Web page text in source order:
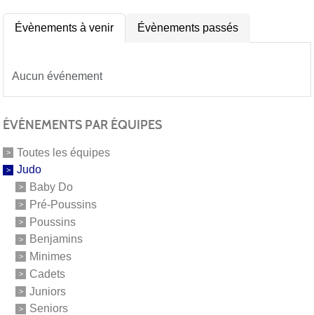
Évènements à venir Évènements passés
Aucun événement
ÉVÉNEMENTS PAR ÉQUIPES
Toutes les équipes
Judo
Baby Do
Pré-Poussins
Poussins
Benjamins
Minimes
Cadets
Juniors
Seniors